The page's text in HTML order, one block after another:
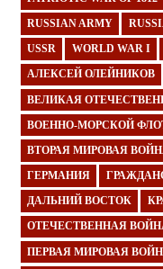
RUSSIAN ARMY
USSR WORLD WAR I
АЛЕКСЕЙ ОЛЕЙНИКОВ
ВЕЛИКАЯ
ВОЕННО-МОРСКОЙ
ВТОРАЯ МИРОВАЯ
ГЕРМАНИЯ
ДАЛЬНИЙ ВОСТОК
ОТЕЧЕСТВЕННАЯ
ПЕРВАЯ МИРОВАЯ